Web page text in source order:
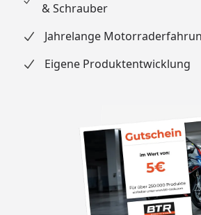
& Schrauber
Jahrelange
Eigene Produktentwicklung